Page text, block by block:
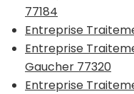
77184
Entreprise
Entreprise
Gaucher 77320
Entreprise